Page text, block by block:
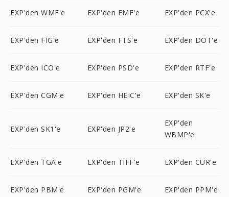
EXP'den WMF'e EXP'den EMF'e EXP'den PCX'e
EXP'den FIG'e EXP'den FTS'e EXP'den DOT'e
EXP'den ICO'e EXP'den PSD'e EXP'den RTF'e
EXP'den CGM'e EXP'den HEIC'e EXP'den SK'e
EXP'den SK1'e EXP'den JP2'e
EXP'den
WBMP'e
EXP'den TGA'e EXP'den TIFF'e EXP'den CUR'e
EXP'den PBM'e EXP'den PGM'e EXP'den PPM'e